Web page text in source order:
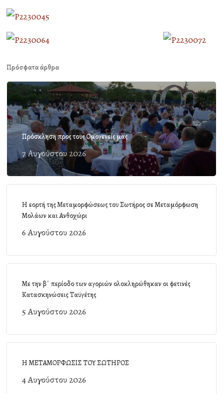
Πρόσφατα άρθρα
Πρόσκληση προς τους Ομογενείς μας
7 Αυγούστου 2026
Η εορτή της Μεταμορφώσεως του Σωτήρος σε Μεταμόρφωση
Μολάων και Ανθοχώρι
6 Αυγούστου 2026
Με την β΄ περίοδο των αγοριών ολοκληρώθηκαν οι φετινές
Κατασκηνώσεις Ταϋγέτης
5 Αυγούστου 2026
Η ΜΕΤΑΜΟΡΦΩΣΙΣ ΤΟΥ ΣΩΤΗΡΟΣ
4 Αυγούστου 2026